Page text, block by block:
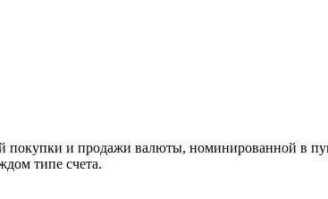
и продажи валюты, номинированной в
типе счета.